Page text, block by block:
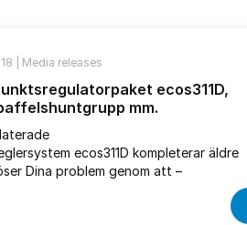
| Media releases
ecos311D,
mm.
ecos311D kompleterar äldre
Dina problem genom att –